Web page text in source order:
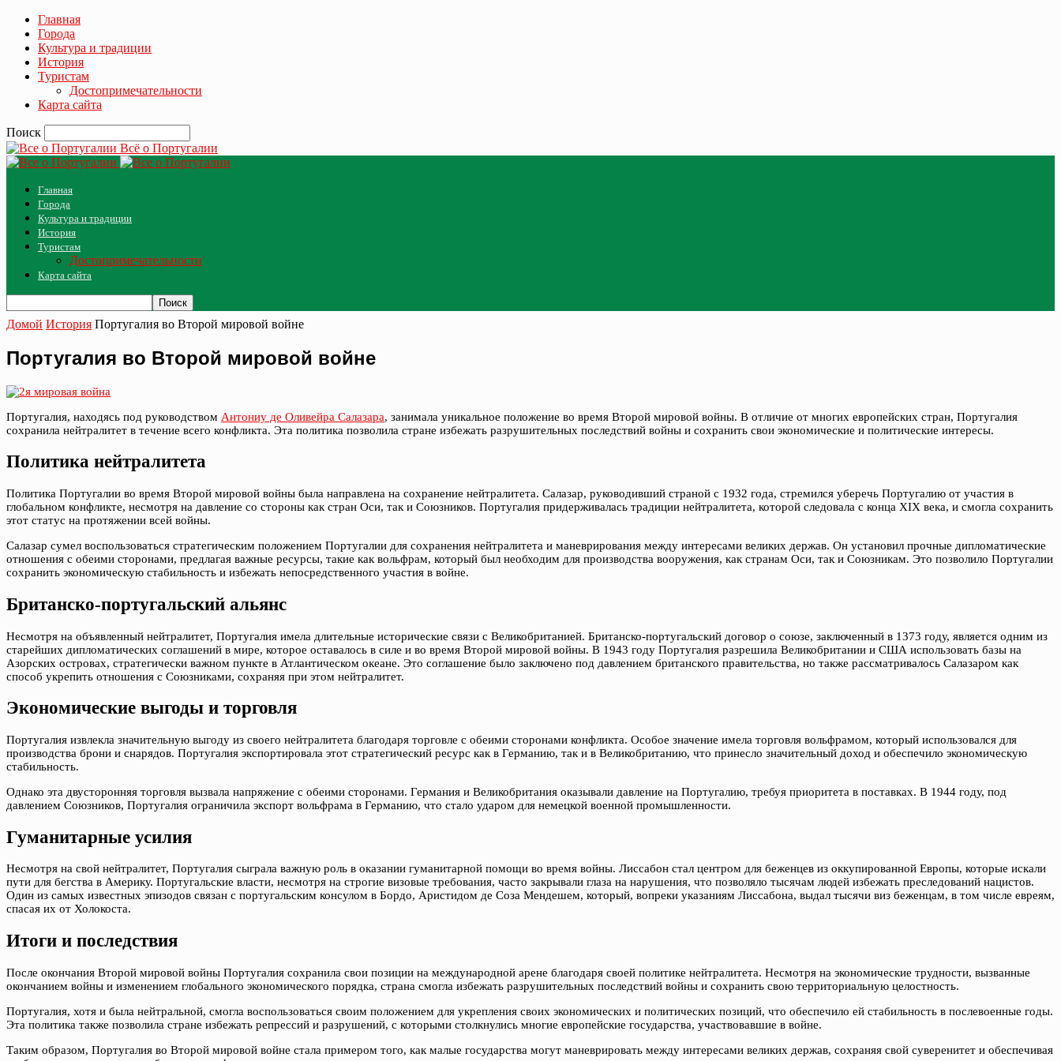
Главная
Города
Культура и традиции
История
Туристам
Достопримечательности
Карта сайта
Поиск
Всё о Португалии
Главная
Города
Культура и традиции
История
Туристам
Достопримечательности
Карта сайта
Домой История Португалия во Второй мировой войне
Португалия во Второй мировой войне
Португалия, находясь под руководством Антониу де Оливейра Салазара, занимала уникальное положение во время Второй мировой войны. В отличие от многих европейских стран, Португалия
сохранила нейтралитет в течение всего конфликта. Эта политика позволила стране избежать разрушительных последствий войны и сохранить свои экономические и политические интересы.
Политика нейтралитета
Политика Португалии во время Второй мировой войны была направлена на сохранение нейтралитета. Салазар, руководивший страной с 1932 года, стремился уберечь Португалию от участия в
глобальном конфликте, несмотря на давление со стороны как стран Оси, так и Союзников. Португалия придерживалась традиции нейтралитета, которой следовала с конца XIX века, и смогла сохранить
этот статус на протяжении всей войны.
Салазар сумел воспользоваться стратегическим положением Португалии для сохранения нейтралитета и маневрирования между интересами великих держав. Он установил прочные дипломатические
отношения с обеими сторонами, предлагая важные ресурсы, такие как вольфрам, который был необходим для производства вооружения, как странам Оси, так и Союзникам. Это позволило Португалии
сохранить экономическую стабильность и избежать непосредственного участия в войне.
Британско-португальский альянс
Несмотря на объявленный нейтралитет, Португалия имела длительные исторические связи с Великобританией. Британско-португальский договор о союзе, заключенный в 1373 году, является одним из
старейших дипломатических соглашений в мире, которое оставалось в силе и во время Второй мировой войны. В 1943 году Португалия разрешила Великобритании и США использовать базы на
Азорских островах, стратегически важном пункте в Атлантическом океане. Это соглашение было заключено под давлением британского правительства, но также рассматривалось Салазаром как
способ укрепить отношения с Союзниками, сохраняя при этом нейтралитет.
Экономические выгоды и торговля
Португалия извлекла значительную выгоду из своего нейтралитета благодаря торговле с обеими сторонами конфликта. Особое значение имела торговля вольфрамом, который использовался для
производства брони и снарядов. Португалия экспортировала этот стратегический ресурс как в Германию, так и в Великобританию, что принесло значительный доход и обеспечило экономическую
стабильность.
Однако эта двусторонняя торговля вызвала напряжение с обеими сторонами. Германия и Великобритания оказывали давление на Португалию, требуя приоритета в поставках. В 1944 году, под
давлением Союзников, Португалия ограничила экспорт вольфрама в Германию, что стало ударом для немецкой военной промышленности.
Гуманитарные усилия
Несмотря на свой нейтралитет, Португалия сыграла важную роль в оказании гуманитарной помощи во время войны. Лиссабон стал центром для беженцев из оккупированной Европы, которые искали
пути для бегства в Америку. Португальские власти, несмотря на строгие визовые требования, часто закрывали глаза на нарушения, что позволяло тысячам людей избежать преследований нацистов.
Один из самых известных эпизодов связан с португальским консулом в Бордо, Аристидом де Соза Мендешем, который, вопреки указаниям Лиссабона, выдал тысячи виз беженцам, в том числе евреям,
спасая их от Холокоста.
Итоги и последствия
После окончания Второй мировой войны Португалия сохранила свои позиции на международной арене благодаря своей политике нейтралитета. Несмотря на экономические трудности, вызванные
окончанием войны и изменением глобального экономического порядка, страна смогла избежать разрушительных последствий войны и сохранить свою территориальную целостность.
Португалия, хотя и была нейтральной, смогла воспользоваться своим положением для укрепления своих экономических и политических позиций, что обеспечило ей стабильность в послевоенные годы.
Эта политика также позволила стране избежать репрессий и разрушений, с которыми столкнулись многие европейские государства, участвовавшие в войне.
Таким образом, Португалия во Второй мировой войне стала примером того, как малые государства могут маневрировать между интересами великих держав, сохраняя свой суверенитет и обеспечивая